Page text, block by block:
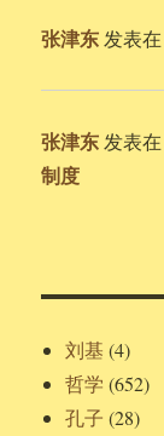
张津东 发表
张津东 发表
制度
刘基 (4)
哲学 (652)
孔子 (28)